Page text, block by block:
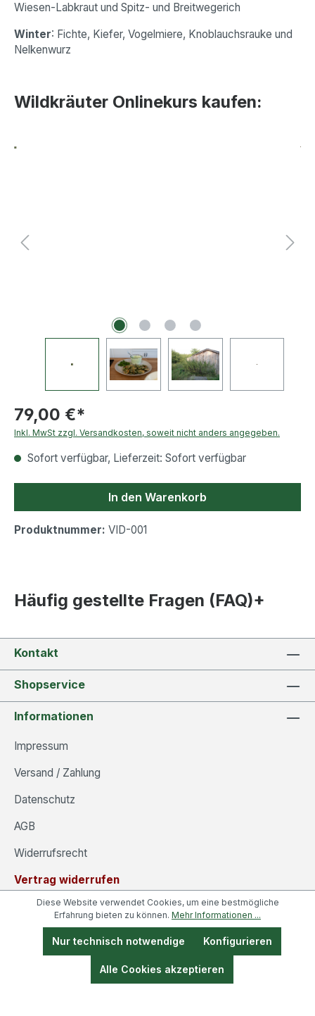
Wiesen-Labkraut und Spitz- und Breitwegerich
Winter: Fichte, Kiefer, Vogelmiere, Knoblauchsrauke und
Nelkenwurz
Wildkräuter Onlinekurs kaufen:
79,00 €*
Inkl. MwSt zzgl. Versandkosten, soweit nicht anders angegeben.
Sofort verfügbar, Lieferzeit: Sofort verfügbar
In den Warenkorb
Produktnummer: VID-001
Häufig gestellte Fragen (FAQ)+
Kontakt
Shopservice
Informationen
Impressum
Versand / Zahlung
Datenschutz
AGB
Widerrufsrecht
Vertrag widerrufen
* Alle Preise inkl. gesetzl. Mehrwertsteuer zzgl.
Diese Website verwendet Cookies, um eine bestmögliche
Erfahrung bieten zu können. Mehr Informationen ...
Nur technisch notwendige Konfigurieren
Alle Cookies akzeptieren